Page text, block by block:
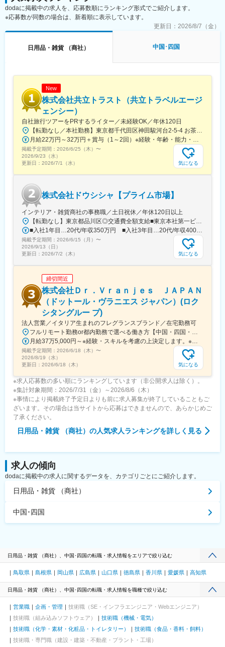
9:00 アポイント訪問：新メニューの提案や、具体的な展開方法な
ど、1時間程度の商談をします。
10:00 定期訪問：1日10件～15件程度訪問します。1件あたり10分
程度、立ち話がメインで、新商品のご紹介や導入商品のフォロー
17:30 帰社：必要に応じて翌日の提案資料の準備などを行いま
■教育・研修体制：
・入社後は1週間本社研修があり、その後に現場へ配属され、更に
1～2ヶ月の営業同行を中心とした現場研修があります。営業同行
と並行してメーカーによる基礎知識研修や商品の研修も実施しま
す。専門知識を身につける教育体制は万全です。
・階層別研修や、強みにフォーカスしたコーチング、成功事例の
共有など、人材育成に注力しています。
■当社の魅力：
・創業80年、10年以上業績は常に安定成長、直近5年で70％伸長
しています！
だけではなく、目標に対する行動の質や量など、公平性の高い評
価制度を用いております。営業スキルに磨きをかけることが給与
UPの近道です。
変更の範囲：会社の定める業務
dodaに掲載中の求人を、応募数順にランキング形式でご紹介します。
※応募数が同数の場合は、新着順に表示しています。
更新日： 2026/8/7（金）
日用品・雑貨 （商社） 中国･四国
New
株式会社共立トラスト（共立トラベルエージ
ェンシー）
自社旅行ツアーをPRするライター／未経験OK／年休120日
【転勤なし／本社勤務】東京都千代田区神田駿河台2-5-4 お茶の水中央ビル6階◆アクセス「御茶ノ水駅」から徒歩4分「新御茶ノ水駅」から徒歩6分「神保町駅」から徒歩11分
月給22万円～32万円＋賞与（1～2回）※経験・年齢・能力・前職給与を考慮のうえ、決定します。
掲載予定期間： 2026/6/25（木） 〜
2026/9/23（水）
更新日： 2026/7/1（水） 気になる
株式会社ドウシシャ【プライム市場】
インテリア・雑貨商社の事務職／土日祝休／年休120日以上
【転勤なし】東京都品川区◎交通費全額支給■東京本社第一ビル東京都品川区東大井1-8-10＜アクセス＞りんかい線「品川シーサイド駅」B出口より、徒歩7分京浜急行線「青物横丁駅」より、徒歩10分東急大井町線・JR京浜東北線「大井町駅」より、徒歩15分※受動喫煙対策：屋内全面禁煙
■入社1年目…20代/年収350万円 ■入社3年目…20代/年収400万円
掲載予定期間： 2026/6/15（月） 〜
2026/9/13（日）
更新日： 2026/7/2（木） 気になる
締切間近
株式会社Ｄｒ．Ｖｒａｎｊｅｓ ＪＡＰＡＮ
（ドットール・ヴラニエス ジャパン）(ロク
シタングルー プ)
法人営業／イタリア生まれのフレグランスブランド／在宅勤務可
フルリモート勤務or都内勤務で選べる働き方【中国・四国・九州エリア在住の場合】ご自宅を拠点としたフルリモート勤務です。担当エリアの顧客先へは直行直帰遠方の場合は出張対応あり。※出張先では車移動もございます。（AT限定可）【首都圏在住者の場合】・出張で四国/中国/九州を対応をしてしていただきます。・出張頻度：月1-2回（2泊～5泊程度）
月給37万5,000円～※経験・スキルを考慮の上決定します。※フレックスタイム制のため、時間外労働が発生した場合は、別日に勤務時間を短縮するなど、月内で調整しています。☆成果・頑張りを給与に還元年2回の面談で、半期ごとの評価をフィードバック。
掲載予定期間： 2026/6/18（木） 〜
2026/8/19（水）
更新日： 2026/6/18（木） 気になる
※求人応募数の多い順にランキングしています（非公開求人は除く）。
※集計対象期間：2026/7/31（金）～2026/8/6（木）
※事情により掲載終了予定日よりも前に求人募集が終了していることもご
ざいます。その場合は当サイトから応募はできませんので、あらかじめご
了承ください。
日用品・雑貨 （商社） の人気求人ランキングを詳しく見る
求人の傾向
dodaに掲載中の求人に関するデータを、カテゴリごとにご紹介します。
日用品・雑貨 （商社）
中国･四国
日用品・雑貨 （商社）、中国･四国の転職・求人情報をエリアで絞り込む
鳥取県 島根県 岡山県 広島県 山口県 徳島県 香川県 愛媛県 高知県
日用品・雑貨 （商社）、中国･四国の転職・求人情報を職種で絞り込む
営業職 企画・管理
技術職（SE・インフラエンジニア・Webエンジニア）
技術職（組み込みソフトウェア）
技術職（機械・電気）
技術職（化学・素材・化粧品・トイレタリー）
技術職（食品・香料・飼料）
技術職・専門職（建設・建築・不動産・プラント・工場）